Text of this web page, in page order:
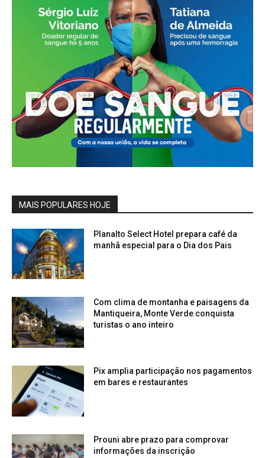
MAIS POPULARES HOJE
Planalto Select Hotel prepara café da
manhã especial para o Dia dos Pais
Com clima de montanha e paisagens da
Mantiqueira, Monte Verde conquista
turistas o ano inteiro
Pix amplia participação nos pagamentos
em bares e restaurantes
Prouni abre prazo para comprovar
informações da inscrição